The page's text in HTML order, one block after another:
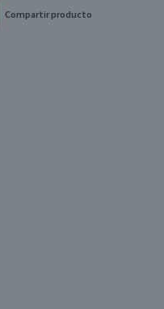
Compartir producto